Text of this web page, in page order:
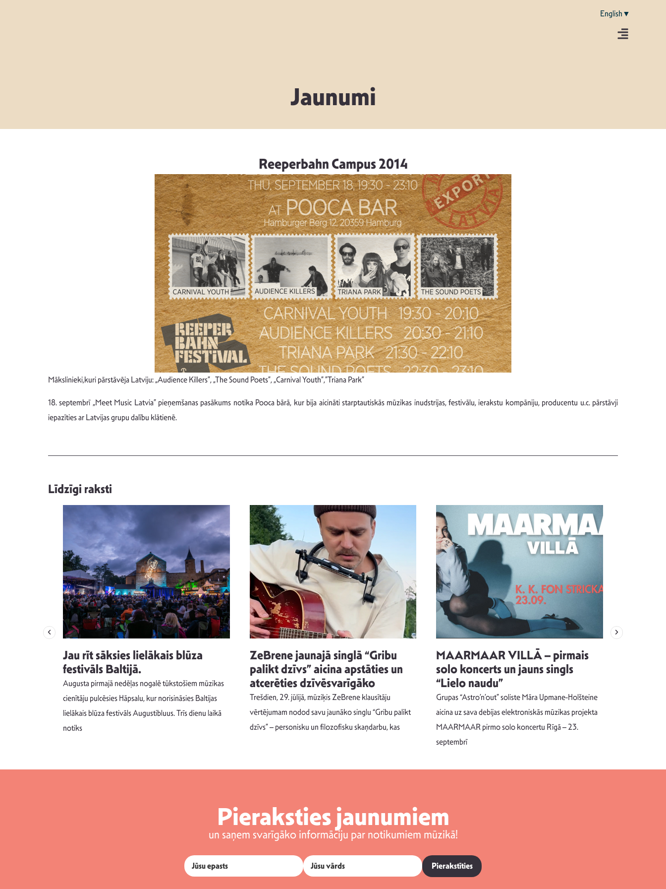
English▼
Jaunumi
Reeperbahn Campus 2014
Mākslinieki,kuri pārstāvēja Latviju: „Audience Killers”, „The Sound Poets”, „Carnival Youth”,”Triana Park”
18. septembrī „Meet Music Latvia” pieņemšanas pasākums notika Pooca bārā, kur bija aicināti starptautiskās mūzikas inudstrijas, festivālu, ierakstu kompāniju, producentu u.c. pārstāvji
iepazīties ar Latvijas grupu dalību klātienē.
Līdzīgi raksti
Jau rīt sāksies lielākais blūza
festivāls Baltijā.
Augusta pirmajā nedēļas nogalē tūkstošiem mūzikas
cienītāju pulcēsies Hāpsalu, kur norisināsies Baltijas
lielākais blūza festivāls Augustibluus. Trīs dienu laikā
notiks
ZeBrene jaunajā singlā “Gribu
palikt dzīvs” aicina apstāties un
atcerēties dzīvēsvarīgāko
Trešdien, 29. jūlijā, mūziķis ZeBrene klausītāju
vērtējumam nodod savu jaunāko singlu “Gribu palikt
dzīvs” – personisku un filozofisku skaņdarbu, kas
MAARMAAR VILLĀ – pirmais
solo koncerts un jauns singls
“Lielo naudu”
Grupas “Astro’n’out” soliste Māra Upmane-Holšteine
aicina uz sava debijas elektroniskās mūzikas projekta
MAARMAAR pirmo solo koncertu Rīgā – 23.
septembrī
Pieraksties jaunumiem
un saņem svarīgāko informāciju par notikumiem mūzikā!
Pierakstīties